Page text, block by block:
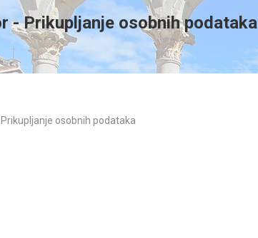
- Prikupljanje osobnih podataka